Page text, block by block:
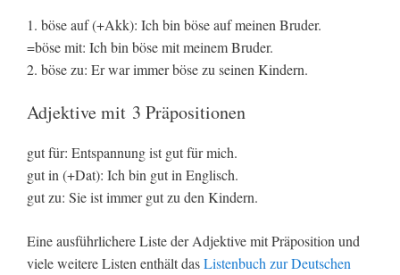
1. böse auf (+Akk): Ich bin böse auf meinen Bruder.
=böse mit: Ich bin böse mit meinem Bruder.
2. böse zu: Er war immer böse zu seinen Kindern.
Adjektive mit 3 Präpositionen
gut für: Entspannung ist gut für mich.
gut in (+Dat): Ich bin gut in Englisch.
gut zu: Sie ist immer gut zu den Kindern.
Eine ausführlichere Liste der Adjektive mit Präposition und
viele weitere Listen enthält dasListenbuch zur Deutschen